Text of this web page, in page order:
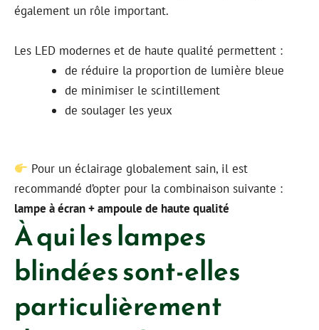
également un rôle important.
Les LED modernes et de haute qualité permettent :
de réduire la proportion de lumière bleue
de minimiser le scintillement
de soulager les yeux
Pour un éclairage globalement sain, il est
recommandé d’opter pour la combinaison suivante :
lampe à écran + ampoule de haute qualité
À qui les lampes
blindées sont-elles
particulièrement